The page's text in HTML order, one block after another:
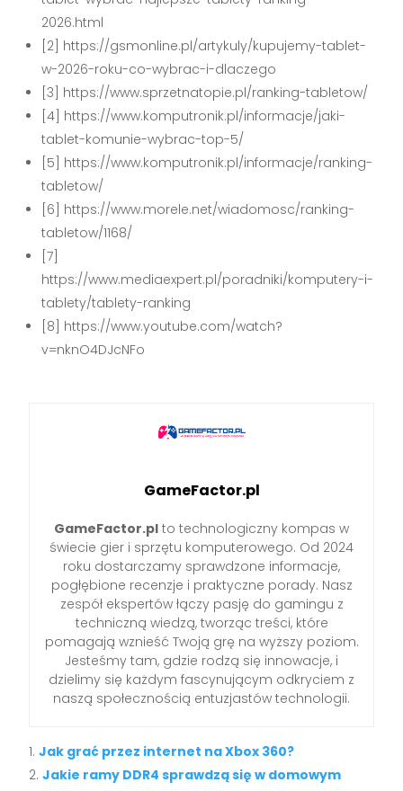
2026.html
[2] https://gsmonline.pl/artykuly/kupujemy-tablet-
w-2026-roku-co-wybrac-i-dlaczego
[3] https://www.sprzetnatopie.pl/ranking-tabletow/
[4] https://www.komputronik.pl/informacje/jaki-
tablet-komunie-wybrac-top-5/
[5] https://www.komputronik.pl/informacje/ranking-
tabletow/
[6] https://www.morele.net/wiadomosc/ranking-
tabletow/1168/
[7]
https://www.mediaexpert.pl/poradniki/komputery-i-
tablety/tablety-ranking
[8] https://www.youtube.com/watch?
v=nknO4DJcNFo
GameFactor.pl
GameFactor.pl to technologiczny kompas w
świecie gier i sprzętu komputerowego. Od 2024
roku dostarczamy sprawdzone informacje,
pogłębione recenzje i praktyczne porady. Nasz
zespół ekspertów łączy pasję do gamingu z
techniczną wiedzą, tworząc treści, które
pomagają wznieść Twoją grę na wyższy poziom.
Jesteśmy tam, gdzie rodzą się innowacje, i
dzielimy się każdym fascynującym odkryciem z
naszą społecznością entuzjastów technologii.
Jak grać przez internet na Xbox 360?
Jakie ramy DDR4 sprawdzą się w domowym